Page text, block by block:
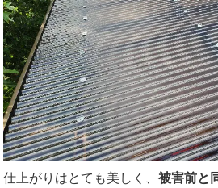
仕上がりはとても美しく、被害前と